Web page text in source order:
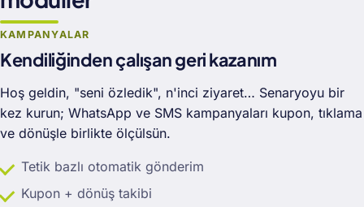
KAMPANYALAR
Kendiliğinden çalışan geri kazanım
Hoş geldin, "seni özledik", n'inci ziyaret… Senaryoyu bir
kez kurun; WhatsApp ve SMS kampanyaları kupon, tıklama
ve dönüşle birlikte ölçülsün.
Tetik bazlı otomatik gönderim
Kupon + dönüş takibi